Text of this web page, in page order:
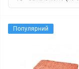
Популярний